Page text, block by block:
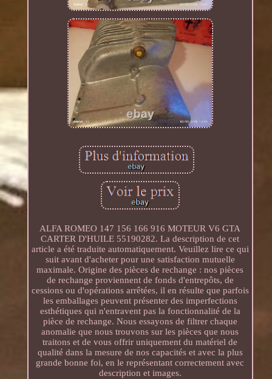
ALFA ROMEO 147 156 166 916 MOTEUR V6 GTA
CARTER D'HUILE 55190282. La description de cet
article a été traduite automatiquement. Veuillez lire ce qui
suit avant d'acheter pour une satisfaction mutuelle
maximale. Origine des pièces de rechange : nos pièces
de rechange proviennent de fonds d'entrepôts, de
cessions ou d'opérations arrêtées, il en résulte que parfois
les emballages peuvent présenter des imperfections
esthétiques qui n'entravent pas la fonctionnalité de la
pièce de rechange. Nous essayons de filtrer chaque
anomalie que nous trouvons sur les pièces que nous
traitons et de vous offrir uniquement du matériel de
qualité dans la mesure de nos capacités et avec la plus
grande bonne foi, en le représentant correctement avec
description et images.